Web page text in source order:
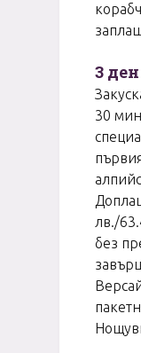
3 ден
30
лв./
без